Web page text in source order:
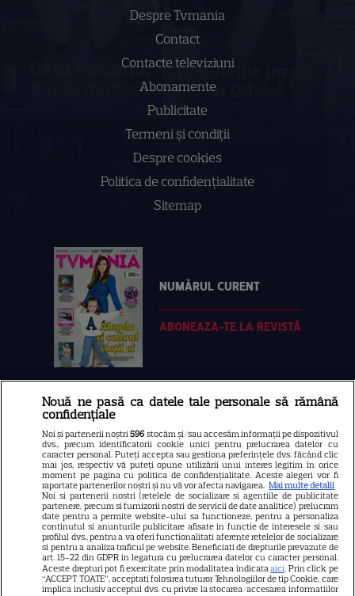
Despre Tvmania
Contact
Contacte televiziuni
Abonamente
Publicitate
Termeni și condiții
Despre cookies
Politica de confidenţialitate
Sitemap
NUMĂRUL CURENT
ABONEAZA-TE LA REVISTĂ
Libertatea
Libertatea pentru femei
GSP
Știri mondene
Avantaje
Elle
Unica
Retete practice
Nouă ne pasă ca datele tale personale să rămână
confidențiale
Noi și partenerii noștri596 stocăm și/sau accesăm informații pe dispozitivul
dvs., precum identificatorii cookie unici pentru prelucrarea datelor cu
caracter personal. Puteți accepta sau gestiona preferințele dvs. făcând clic
mai jos, respectiv vă puteți opune utilizării unui interes legitim în orice
moment pe pagina cu politica de confidențialitate. Aceste alegeri vor fi
raportate partenerilor noștri și nu vă vor afecta navigarea. Mai multe detalii
Noi si partenerii nostri (retelele de socializare si agentiile de publicitate
partenere, precum si furnizorii nostri de servicii de date analitice) prelucram
date pentru a permite website-ului sa functioneze, pentru a personaliza
continutul si anunturile publicitare afisate in functie de interesele si/sau
profilul dvs., pentru a va oferi functionalitati aferente retelelor de socializare
si pentru a analiza traficul pe website. Beneficiati de drepturile prevazute de
art. 15-22 din GDPR in legatura cu prelucrarea datelor cu caracter personal.
Aceste drepturi pot fi exercitate prin modalitatea indicataaici. Prin click pe
“ACCEPT TOATE”, acceptati folosirea tuturor Tehnologiilor de tip Cookie, care
implica inclusiv acceptul dvs. cu privire la stocarea/accesarea informatiilor